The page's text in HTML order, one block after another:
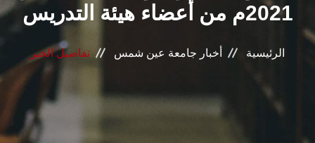
الرعاية الصحية
المراكز والوحدات
الأنظمة الذكية
الإعلام
2021م من أعضاء هيئة التدريس
الرئيسية أخبار جامعة عين شمس تفاصيل الخبر